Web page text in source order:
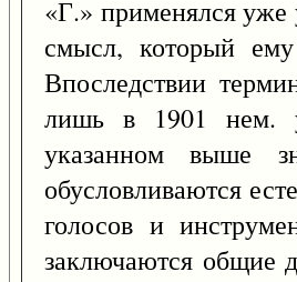
«Г.» применялся
смысл, который
Впоследствии
лишь в 1901 нем.
указанном выше
обусловливаются
голосов и
заключаются общие